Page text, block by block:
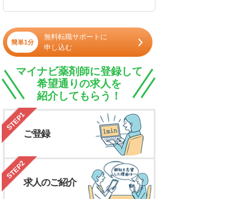
簡単1分
無料転職サポートに
申し込む
マイナビ薬剤師に登録して
希望通りの求人を
紹介してもらう！
STEP1
ご登録
STEP2
求人のご紹介